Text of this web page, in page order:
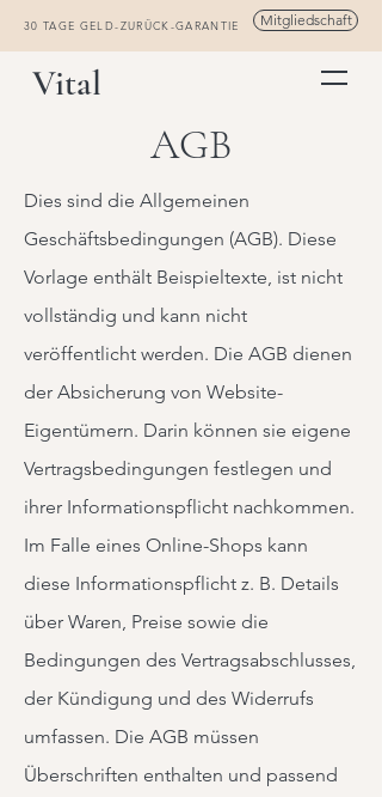
30 TAGE GELD-ZURÜCK-GARANTIE Mitgliedschaft
Vital
AGB
Dies sind die Allgemeinen
Geschäftsbedingungen (AGB). Diese
Vorlage enthält Beispieltexte, ist nicht
vollständig und kann nicht
veröffentlicht werden. Die AGB dienen
der Absicherung von Website-
Eigentümern. Darin können sie eigene
Vertragsbedingungen festlegen und
ihrer Informationspflicht nachkommen.
Im Falle eines Online-Shops kann
diese Informationspflicht z. B. Details
über Waren, Preise sowie die
Bedingungen des Vertragsabschlusses,
der Kündigung und des Widerrufs
umfassen. Die AGB müssen
Überschriften enthalten und passend